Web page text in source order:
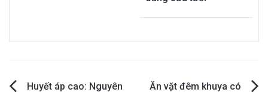
PostHuyết áp cao: Nguyên
Ăn vặt đêm khuya có